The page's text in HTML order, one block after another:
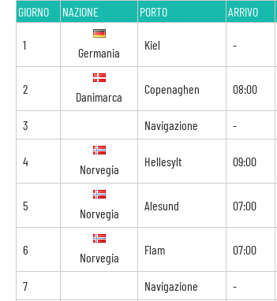
GIORNO NAZIONE PORTO ARRIVO
1
Germania
Kiel -
2
Danimarca
Copenaghen 08:00
3 Navigazione -
4
Norvegia
Hellesylt 09:00
5
Norvegia
Alesund 07:00
6
Norvegia
Flam 07:00
7 Navigazione -